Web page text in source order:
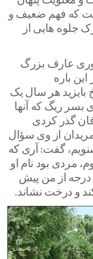
که فهم ضعیف و
جلوه هایی از
عارف بزرگ
باره
هر سال یک
ریگ که آنها
گذر کردی
از وی سؤال
گفت: آری که
مردی بود نام او
درجه از من پیش
و درخت نشاند.